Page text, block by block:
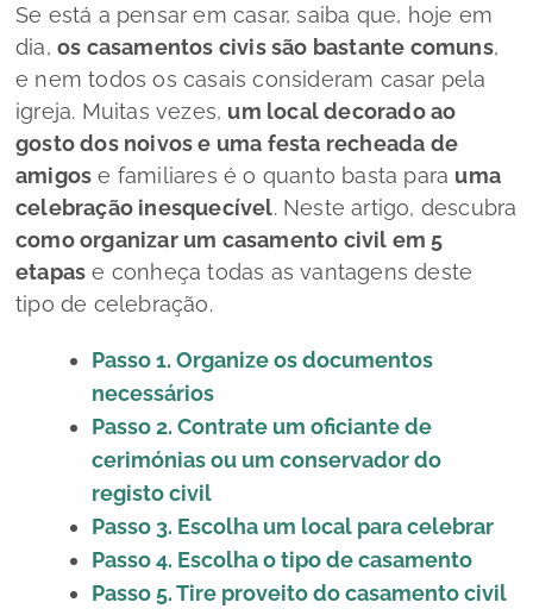
Se está a pensar em casar, saiba que, hoje em
dia, os casamentos civis são bastante comuns,
e nem todos os casais consideram casar pela
igreja. Muitas vezes, um local decorado ao
gosto dos noivos e uma festa recheada de
amigos e familiares é o quanto basta para uma
celebração inesquecível. Neste artigo, descubra
como organizar um casamento civil em 5
etapas e conheça todas as vantagens deste
tipo de celebração.
Passo 1. Organize os documentos
necessários
Passo 2. Contrate um oficiante de
cerimónias ou um conservador do
registo civil
Passo 3. Escolha um local para celebrar
Passo 4. Escolha o tipo de casamento
Passo 5. Tire proveito do casamento civil